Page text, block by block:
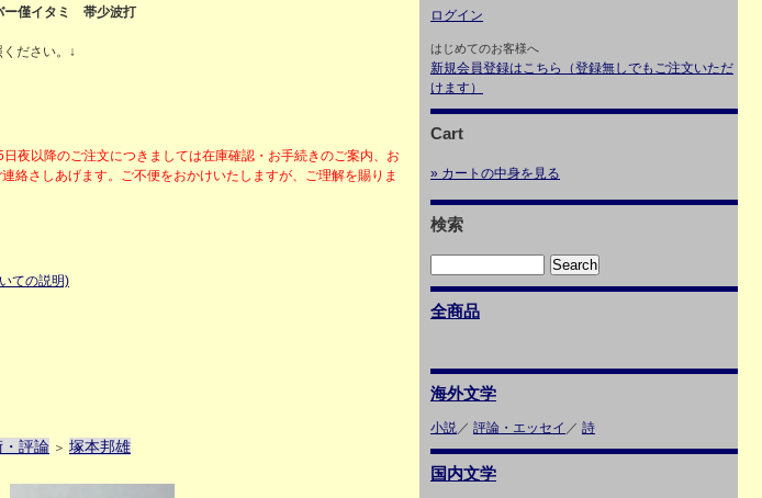
僅イタミ 帯少波打
ださい。↓
夜以降のご注文につきましては在庫確認・お手続きのご案内、お
絡さしあげます。ご不便をおかけいたしますが、ご理解を賜りま
ての説明)
・評論 ＞ 塚本邦雄
ログイン
はじめてのお客様へ
新規会員登録はこちら（登録無しでもご注文いただ
けます）
Cart
» カートの中身を見る
検索
全商品
海外文学
小説／ 評論・エッセイ ／ 詩
国内文学